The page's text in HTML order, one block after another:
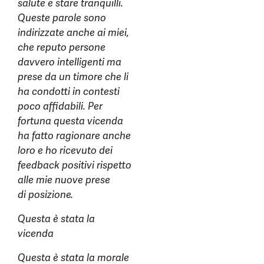
salute e stare tranquilli.
Queste parole sono
indirizzate anche ai miei,
che reputo persone
davvero intelligenti ma
prese da un timore che li
ha condotti in contesti
poco affidabili. Per
fortuna questa vicenda
ha fatto ragionare anche
loro e ho ricevuto dei
feedback positivi rispetto
alle mie nuove prese
di posizione.
Questa è stata la
vicenda
Questa è stata la morale